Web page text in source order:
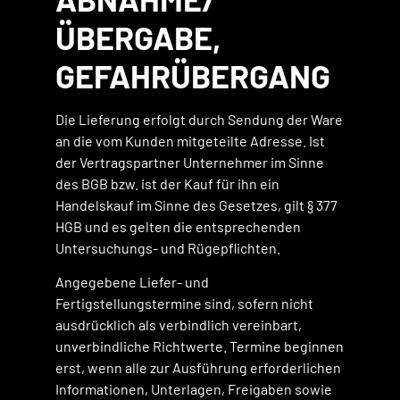
ÜBERGABE,
GEFAHRÜBERGANG
Die Lieferung erfolgt durch Sendung der Ware
an die vom Kunden mitgeteilte Adresse. Ist
der Vertragspartner Unternehmer im Sinne
des BGB bzw. ist der Kauf für ihn ein
Handelskauf im Sinne des Gesetzes, gilt § 377
HGB und es gelten die entsprechenden
Untersuchungs- und Rügepflichten.
Angegebene Liefer- und
Fertigstellungstermine sind, sofern nicht
ausdrücklich als verbindlich vereinbart,
unverbindliche Richtwerte. Termine beginnen
erst, wenn alle zur Ausführung erforderlichen
Informationen, Unterlagen, Freigaben sowie